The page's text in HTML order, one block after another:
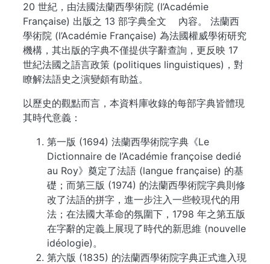
20 世紀，由法國法蘭西學術院 (l’Académie
Française) 出版之 13 部字典全文 內容。 法蘭西
學術院 (l’Académie Française) 為法國權威學術研究
機構，其出版的字典不僅提供字辭查詢，更反映 17
世紀法國之語言政策 (politiques linguistiques)，對
瞭解法語史之演變頗有助益。
以歷史的觀點而言，本資料庫收錄的每部字典皆體現
其時代意義：
第一版 (1694) 法蘭西學術院字典《Le
Dictionnaire de l’Académie françoise dedié
au Roy》奠定了法語 (langue française) 的基
礎；而第三版 (1974) 的法蘭西學術院字典則修
改了法語的拼字，進一步注入一些較現代的用
法；在法國大革命的氛圍下，1798 年之第五版
在字辭的定義上展現了時代的新思維 (nouvelle
idéologie)。
第六版 (1835) 的法蘭西學術院字典正式進入現